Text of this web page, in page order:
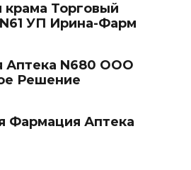
крама Торговый
УП Ирина-Фарм
Аптека N680 ООО
Решение
Фармация Аптека